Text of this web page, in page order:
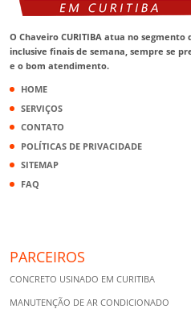
O Chaveiro CURITIBA atua no
inclusive finais de semana, sempre se
e o bom atendimento.
HOME
SERVIÇOS
CONTATO
POLÍTICAS DE PRIVACIDADE
SITEMAP
FAQ
PARCEIROS
CONCRETO USINADO EM CURITIBA
MANUTENÇÃO DE AR CONDICIONADO